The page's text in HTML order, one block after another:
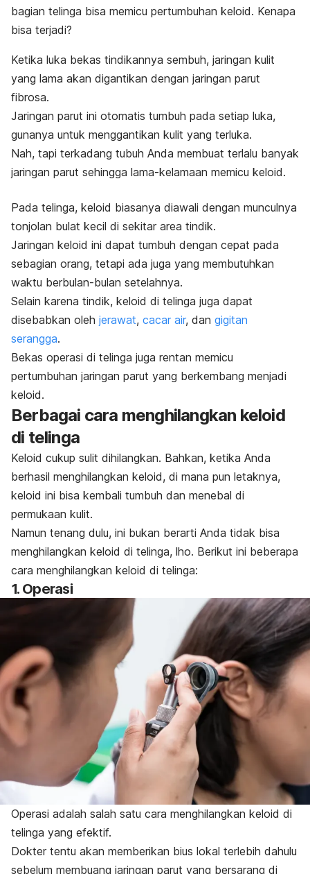
bagian telinga bisa memicu pertumbuhan keloid. Kenapa
bisa terjadi?
Ketika luka bekas tindikannya sembuh, jaringan kulit
yang lama akan digantikan dengan jaringan parut
fibrosa.
Jaringan parut ini otomatis tumbuh pada setiap luka,
gunanya untuk menggantikan kulit yang terluka.
Nah, tapi terkadang tubuh Anda membuat terlalu banyak
jaringan parut sehingga lama-kelamaan memicu keloid.
Pada telinga, keloid biasanya diawali dengan munculnya
tonjolan bulat kecil di sekitar area tindik.
Jaringan keloid ini dapat tumbuh dengan cepat pada
sebagian orang, tetapi ada juga yang membutuhkan
waktu berbulan-bulan setelahnya.
Selain karena tindik, keloid di telinga juga dapat
disebabkan oleh jerawat, cacar air, dan gigitan
serangga.
Bekas operasi di telinga juga rentan memicu
pertumbuhan jaringan parut yang berkembang menjadi
keloid.
Berbagai cara menghilangkan keloid
di telinga
Keloid cukup sulit dihilangkan. Bahkan, ketika Anda
berhasil menghilangkan keloid, di mana pun letaknya,
keloid ini bisa kembali tumbuh dan menebal di
permukaan kulit.
Namun tenang dulu, ini bukan berarti Anda tidak bisa
menghilangkan keloid di telinga, lho. Berikut ini beberapa
cara menghilangkan keloid di telinga:
1. Operasi
Operasi adalah salah satu cara menghilangkan keloid di
telinga yang efektif.
Dokter tentu akan memberikan bius lokal terlebih dahulu
sebelum membuang jaringan parut yang bersarang di